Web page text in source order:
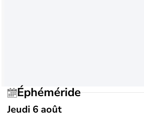
Éphéméride
Jeudi 6 août